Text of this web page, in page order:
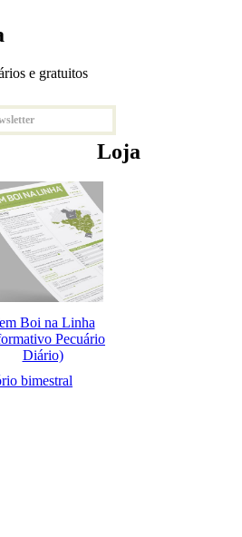
e gratuitos
Loja
Boi na Linha
Pecuário
Diário)